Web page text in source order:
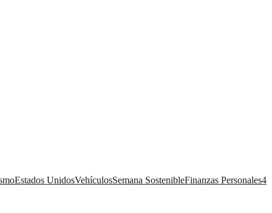
Estados UnidosVehículosSemana SostenibleFinanzas Personales4